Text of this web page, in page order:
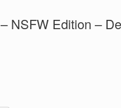
NSFW Edition –